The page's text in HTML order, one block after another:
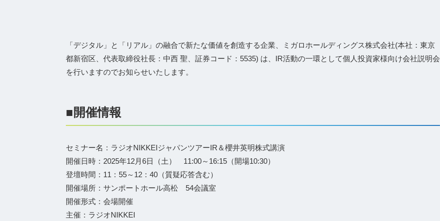
「デジタル」と「リアル」の融合で新たな価値を創造する企業、ミガロホールディングス株式会社(本社：東京
都新宿区、代表取締役社⻑：中⻄ 聖、証券コード：5535) は、IR活動の一環として個人投資家様向け会社説明会
を行いますのでお知らせいたします。
■開催情報
セミナー名：ラジオNIKKEIジャパンツアーIR＆櫻井英明株式講演
開催日時：2025年12月6日（土） 11:00～16:15（開場10:30）
登壇時間：11：55～12：40（質疑応答含む）
開催場所：サンポートホール高松 54会議室
開催形式：会場開催
主催：ラジオNIKKEI